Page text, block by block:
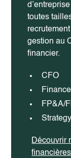
toutes
gestion au
financier.
CFO
FP&A/
Découvrir
financières